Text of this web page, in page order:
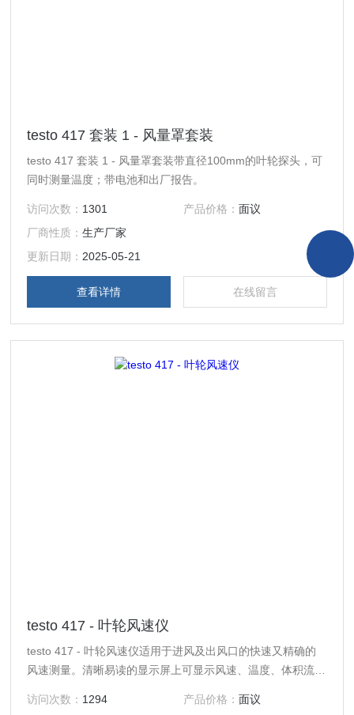
testo 417 套装 1 - 风量罩套装
testo 417 套装 1 - 风量罩套装带直径100mm的叶轮探头，可
同时测量温度；带电池和出厂报告。
访问次数： 1301 产品价格： 面议
厂商性质：生产厂家
更新日期： 2025-05-21
查看详情 在线留言
testo 417 - 叶轮风速仪
testo 417 - 叶轮风速仪适用于进风及出风口的快速又精确的
风速测量。清晰易读的显示屏上可显示风速、温度、体积流量
键即可显示最大/最小值。
访问次数： 1294 产品价格： 面议